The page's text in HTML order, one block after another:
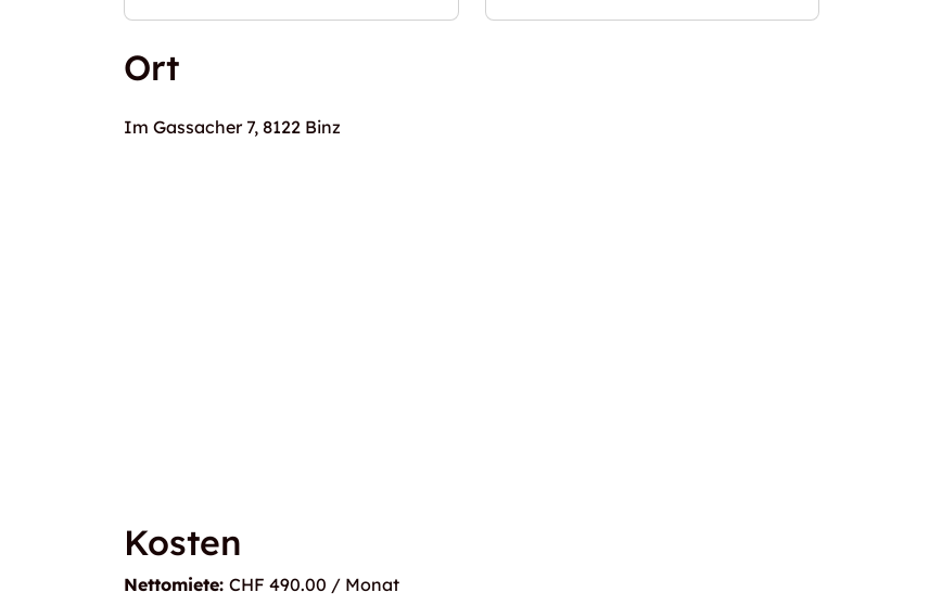
Ort
Im Gassacher 7, 8122 Binz
Kosten
Nettomiete: CHF 490.00 / Monat